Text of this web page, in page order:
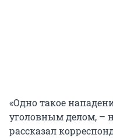
«Одно такое
уголовным делом, –
рассказал